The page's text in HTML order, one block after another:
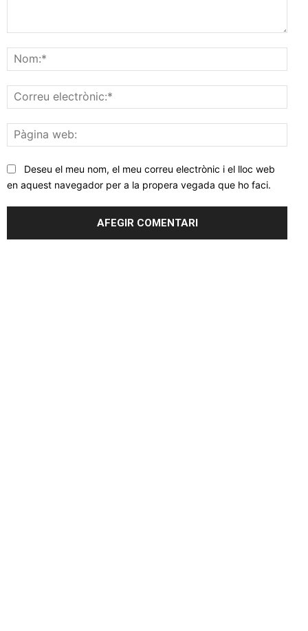
web:
Deseu el meu nom, el meu correu electrònic i el lloc web
en aquest navegador per a la propera vegada que ho faci.